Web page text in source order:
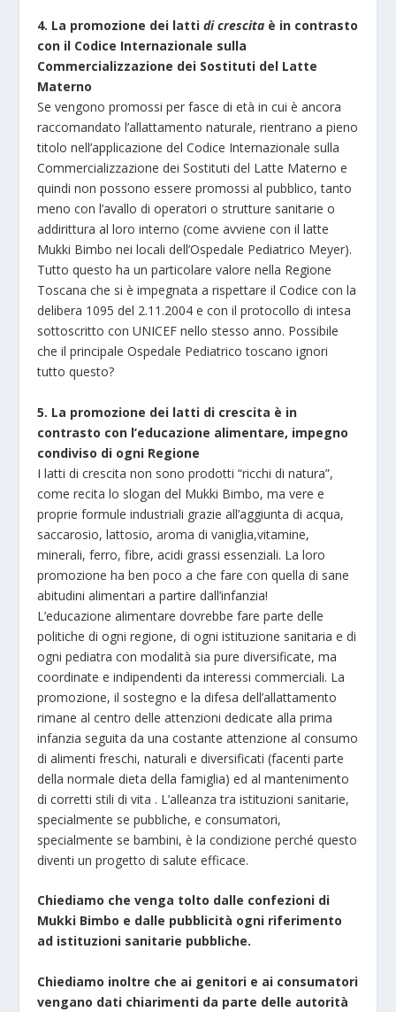
4. La promozione dei lattidi crescita è in contrasto
con il Codice Internazionale sulla
Commercializzazione dei Sostituti del Latte
Materno
Se vengono promossi per fasce di età in cui è ancora
raccomandato l’allattamento naturale, rientrano a pieno
titolo nell’applicazione del Codice Internazionale sulla
Commercializzazione dei Sostituti del Latte Materno e
quindi non possono essere promossi al pubblico, tanto
meno con l’avallo di operatori o strutture sanitarie o
addirittura al loro interno (come avviene con il latte
Mukki Bimbo nei locali dell’Ospedale Pediatrico Meyer).
Tutto questo ha un particolare valore nella Regione
Toscana che si è impegnata a rispettare il Codice con la
delibera 1095 del 2.11.2004 e con il protocollo di intesa
sottoscritto con UNICEF nello stesso anno. Possibile
che il principale Ospedale Pediatrico toscano ignori
tutto questo?
5. La promozione dei latti di crescita è in
contrasto con l’educazione alimentare, impegno
condiviso di ogni Regione
I latti di crescita non sono prodotti “ricchi di natura”,
come recita lo slogan del Mukki Bimbo, ma vere e
proprie formule industriali grazie all’aggiunta di acqua,
saccarosio, lattosio, aroma di vaniglia,vitamine,
minerali, ferro, fibre, acidi grassi essenziali. La loro
promozione ha ben poco a che fare con quella di sane
abitudini alimentari a partire dall’infanzia!
L’educazione alimentare dovrebbe fare parte delle
politiche di ogni regione, di ogni istituzione sanitaria e di
ogni pediatra con modalità sia pure diversificate, ma
coordinate e indipendenti da interessi commerciali. La
promozione, il sostegno e la difesa dell’allattamento
rimane al centro delle attenzioni dedicate alla prima
infanzia seguita da una costante attenzione al consumo
di alimenti freschi, naturali e diversificati (facenti parte
della normale dieta della famiglia) ed al mantenimento
di corretti stili di vita . L’alleanza tra istituzioni sanitarie,
specialmente se pubbliche, e consumatori,
specialmente se bambini, è la condizione perché questo
diventi un progetto di salute efficace.
Chiediamo che venga tolto dalle confezioni di
Mukki Bimbo e dalle pubblicità ogni riferimento
ad istituzioni sanitarie pubbliche.
Chiediamo inoltre che ai genitori e ai consumatori
vengano dati chiarimenti da parte delle autorità